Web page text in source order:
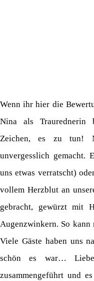
Wenn ihr hier die
Nina als Traurednerin
Zeichen, es zu tun!
unvergesslich gemacht.
uns etwas verratscht)
vollem Herzblut an
gebracht, gewürzt mit
Augenzwinkern. So kann
Viele Gäste haben uns
schön es war…
zusammengeführt und